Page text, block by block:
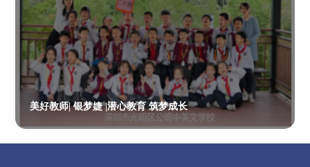
美好教师| 银梦婕 |潜心教育 筑梦成长